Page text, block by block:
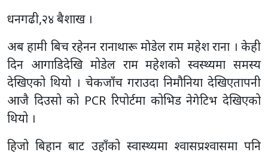
धनगढी,२४ बैशाख ।
अब हामी बिच रहेनन रानाथारू माेडेल राम महेश राना । केही
दिन आगाडिदेखि मोडेल राम महेशको स्वस्थ्यमा समस्य
देखिएको थियो । चेकजाँच गराउदा निमौनिया देखिएतापनी
आजै दिउसो को PCR रिपोर्टमा कोभिड नेगेटिभ देखिएको
थियो ।
हिजो बिहान बाट उहाँको स्वास्थ्यमा श्वासप्रश्वासमा पनि